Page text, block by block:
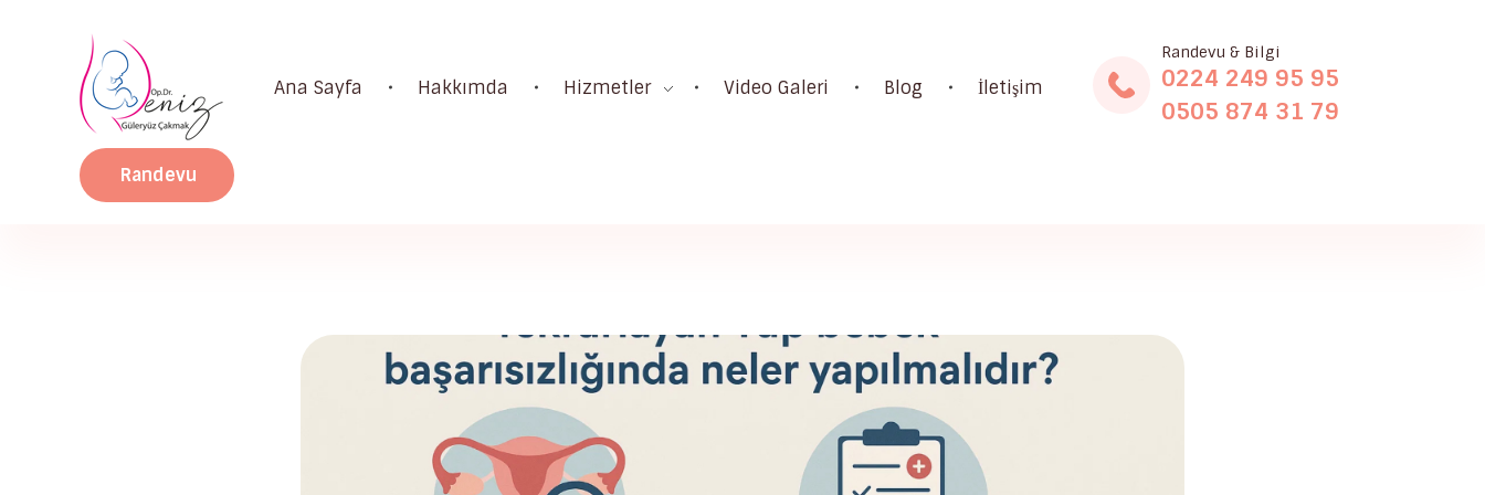
Dr. Deniz Güleryüz Çakmak: Bursa Kadın Doğum & Bursa Tüp Bebek Doktoru
Bursa Kadın Doğum Doktoru ve Bursa Tüp Bebek Doktoru
Ana Sayfa Hakkımda Hizmetler Video Galeri Blog İletişim
Randevu & Bilgi
0224 249 95 95
0505 874 31 79
Randevu